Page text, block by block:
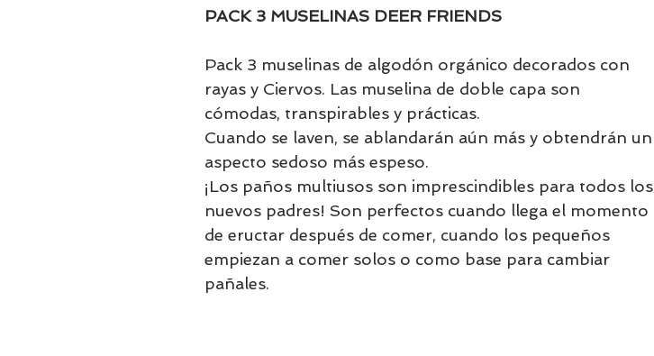
PACK 3 MUSELINAS DEER FRIENDS
Pack 3 muselinas de algodón orgánico decorados con
rayas y Ciervos. Las muselina de doble capa son
cómodas, transpirables y prácticas.
Cuando se laven, se ablandarán aún más y obtendrán un
aspecto sedoso más espeso.
¡Los paños multiusos son imprescindibles para todos los
nuevos padres! Son perfectos cuando llega el momento
de eructar después de comer, cuando los pequeños
empiezan a comer solos o como base para cambiar
pañales.